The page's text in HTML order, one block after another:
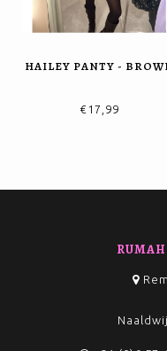
HAILEY PANTY -
€17,99